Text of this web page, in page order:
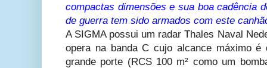
compactas dimensões e sua boa cadência
de guerra tem sido armados com este
A SIGMA possui um radar Thales Naval
opera na banda C cujo alcance máximo
grande porte (RCS 100 m² como um